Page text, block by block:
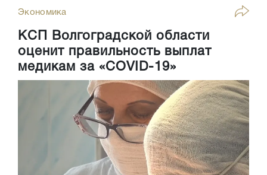
Экономика
КСП Волгоградской области
оценит правильность выплат
медикам за «COVID-19»